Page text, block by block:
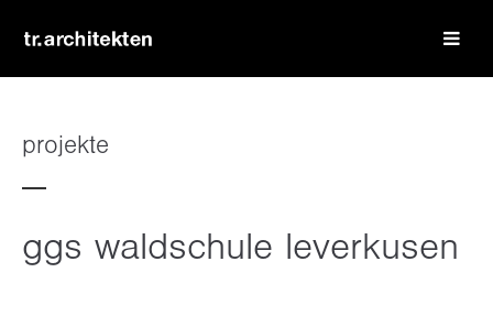
passwort
projekte
ggs waldschule leverkusen